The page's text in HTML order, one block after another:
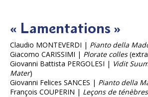
« Lamentations »
Claudio MONTEVERDI | Pianto della
Giacomo CARISSIMI | Plorate colles
Giovanni Battista PERGOLESI | Vidit
Mater)
Giovanni Felices SANCES | Pianto della
François COUPERIN | Leçons de ténèbres